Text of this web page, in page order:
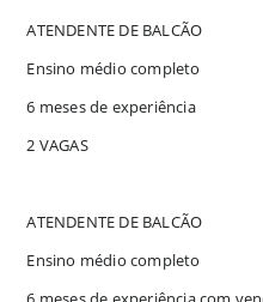
ATENDENTE DE BALCÃO
Ensino médio completo
6 meses de experiência
2 VAGAS
ATENDENTE DE BALCÃO
Ensino médio completo